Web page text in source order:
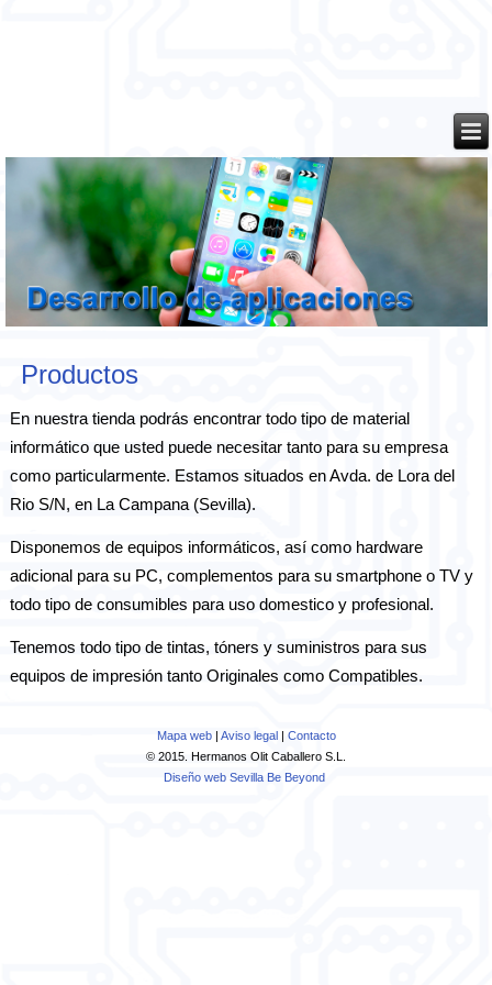
Productos
En nuestra tienda podrás encontrar todo tipo de material
informático que usted puede necesitar tanto para su empresa
como particularmente. Estamos situados en Avda. de Lora del
Rio S/N, en La Campana (Sevilla).
Disponemos de equipos informáticos, así como hardware
adicional para su PC, complementos para su smartphone o TV y
todo tipo de consumibles para uso domestico y profesional.
Tenemos todo tipo de tintas, tóners y suministros para sus
equipos de impresión tanto Originales como Compatibles.
Mapa web| Aviso legal| Contacto
© 2015. Hermanos Olit Caballero S.L.
Diseño web Sevilla Be Beyond